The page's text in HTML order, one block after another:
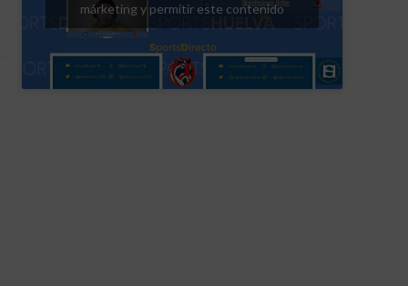
márketing y permitir este contenido